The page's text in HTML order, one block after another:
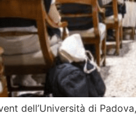
dell’Università di